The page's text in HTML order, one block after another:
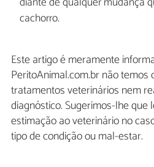
cachorro.
Este artigo é meramente
PeritoAnimal.com.br não
tratamentos veterinários nem
diagnóstico. Sugerimos-lhe que
estimação ao veterinário no
tipo de condição ou mal-estar.